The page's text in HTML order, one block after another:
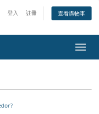
登入 註冊 查看購物車
切
換